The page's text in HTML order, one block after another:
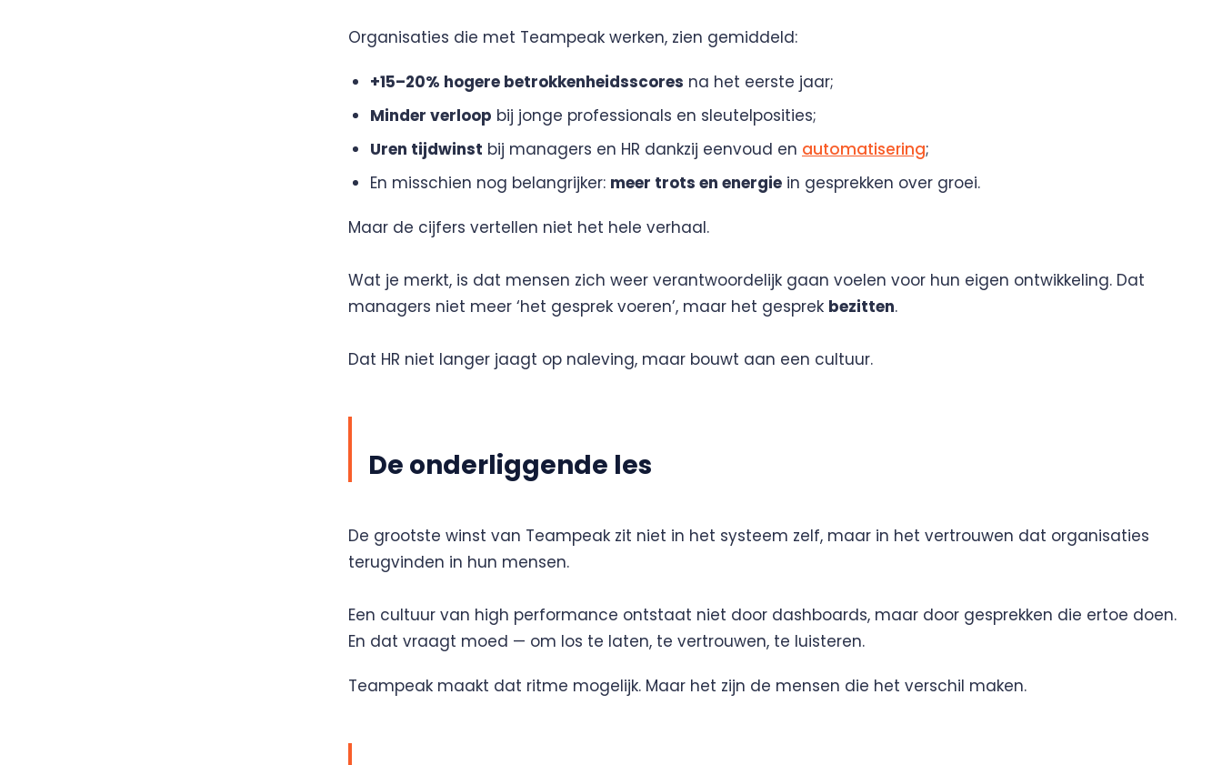
Organisaties die met Teampeak werken, zien gemiddeld:
+15–20% hogere betrokkenheidsscores na het eerste jaar;
Minder verloop bij jonge professionals en sleutelposities;
Uren tijdwinst bij managers en HR dankzij eenvoud en automatisering;
En misschien nog belangrijker: meer trots en energie in gesprekken over groei.
Maar de cijfers vertellen niet het hele verhaal.
Wat je merkt, is dat mensen zich weer verantwoordelijk gaan voelen voor hun eigen ontwikkeling. Dat
managers niet meer ‘het gesprek voeren’, maar het gesprek bezitten.
Dat HR niet langer jaagt op naleving, maar bouwt aan een cultuur.
De onderliggende les
De grootste winst van Teampeak zit niet in het systeem zelf, maar in het vertrouwen dat organisaties
terugvinden in hun mensen.
Een cultuur van high performance ontstaat niet door dashboards, maar door gesprekken die ertoe doen.
En dat vraagt moed — om los te laten, te vertrouwen, te luisteren.
Teampeak maakt dat ritme mogelijk. Maar het zijn de mensen die het verschil maken.